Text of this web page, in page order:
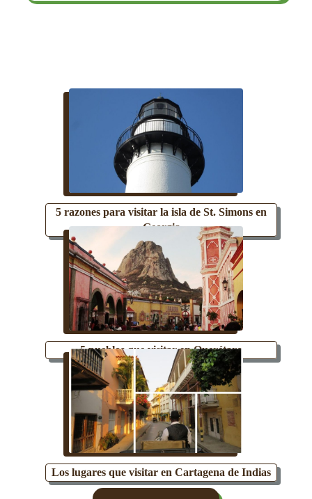
5 razones para visitar la isla de St. Simons en
Georgia
5 pueblos que visitar en Querétaro
Los lugares que visitar en Cartagena de Indias